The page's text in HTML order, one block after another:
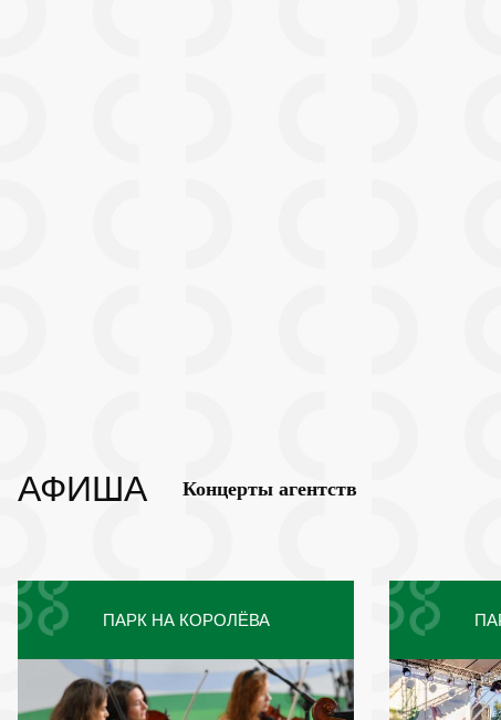
АФИША Концерты агентств
ПАРК НА КОРОЛЁВА